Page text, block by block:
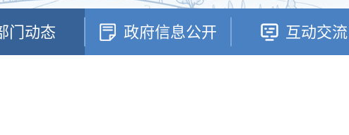
门动态 政府信息公开 互动交流